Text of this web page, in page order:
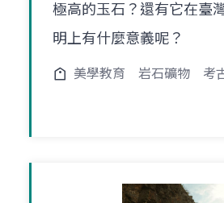
極高的玉石？還有它在臺
明上有什麼意義呢？
美學教育 岩石礦物 考